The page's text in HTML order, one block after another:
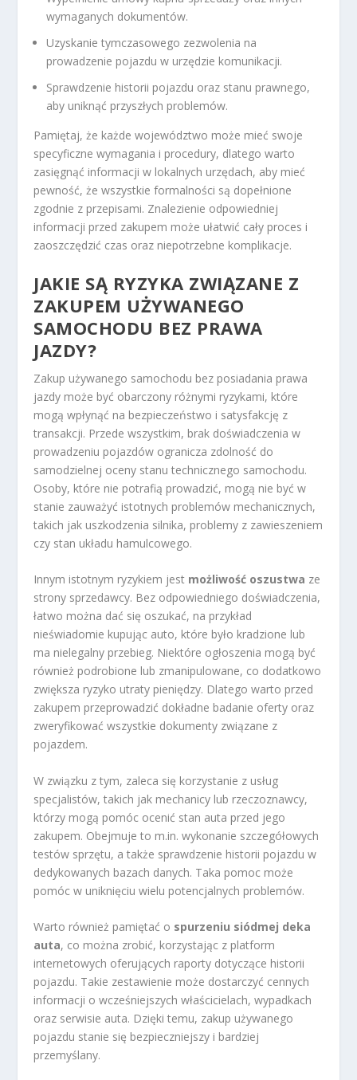
wymaganych dokumentów.
Uzyskanie tymczasowego zezwolenia na
prowadzenie pojazdu w urzędzie komunikacji.
Sprawdzenie historii pojazdu oraz stanu prawnego,
aby uniknąć przyszłych problemów.
Pamiętaj, że każde województwo może mieć swoje
specyficzne wymagania i procedury, dlatego warto
zasięgnąć informacji w lokalnych urzędach, aby mieć
pewność, że wszystkie formalności są dopełnione
zgodnie z przepisami. Znalezienie odpowiedniej
informacji przed zakupem może ułatwić cały proces i
zaoszczędzić czas oraz niepotrzebne komplikacje.
JAKIE SĄ RYZYKA ZWIĄZANE Z
ZAKUPEM UŻYWANEGO
SAMOCHODU BEZ PRAWA
JAZDY?
Zakup używanego samochodu bez posiadania prawa
jazdy może być obarczony różnymi ryzykami, które
mogą wpłynąć na bezpieczeństwo i satysfakcję z
transakcji. Przede wszystkim, brak doświadczenia w
prowadzeniu pojazdów ogranicza zdolność do
samodzielnej oceny stanu technicznego samochodu.
Osoby, które nie potrafią prowadzić, mogą nie być w
stanie zauważyć istotnych problemów mechanicznych,
takich jak uszkodzenia silnika, problemy z zawieszeniem
czy stan układu hamulcowego.
Innym istotnym ryzykiem jest możliwość oszustwa ze
strony sprzedawcy. Bez odpowiedniego doświadczenia,
łatwo można dać się oszukać, na przykład
nieświadomie kupując auto, które było kradzione lub
ma nielegalny przebieg. Niektóre ogłoszenia mogą być
również podrobione lub zmanipulowane, co dodatkowo
zwiększa ryzyko utraty pieniędzy. Dlatego warto przed
zakupem przeprowadzić dokładne badanie oferty oraz
zweryfikować wszystkie dokumenty związane z
pojazdem.
W związku z tym, zaleca się korzystanie z usług
specjalistów, takich jak mechanicy lub rzeczoznawcy,
którzy mogą pomóc ocenić stan auta przed jego
zakupem. Obejmuje to m.in. wykonanie szczegółowych
testów sprzętu, a także sprawdzenie historii pojazdu w
dedykowanych bazach danych. Taka pomoc może
pomóc w uniknięciu wielu potencjalnych problemów.
Warto również pamiętać o spurzeniu siódmej deka
auta, co można zrobić, korzystając z platform
internetowych oferujących raporty dotyczące historii
pojazdu. Takie zestawienie może dostarczyć cennych
informacji o wcześniejszych właścicielach, wypadkach
oraz serwisie auta. Dzięki temu, zakup używanego
pojazdu stanie się bezpieczniejszy i bardziej
przemyślany.